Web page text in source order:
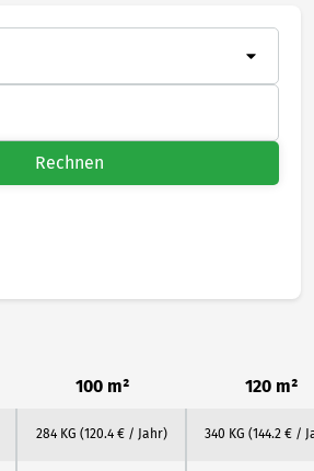
Rechnen
100 m² 120 m²
284 KG (120.4 € / Jahr) 340 KG (144.2 € /